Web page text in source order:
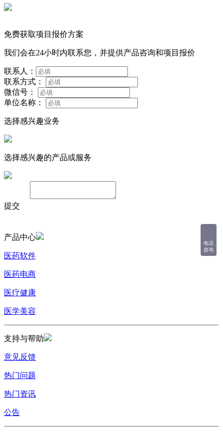
免费获取项目报价方案
我们会在24小时内联系您，并提供产品咨询和项目报价
联系人：
联系方式：
微信号：
单位名称：
选择感兴趣业务
选择感兴趣的产品或服务
提交
电话
咨询
产品中心
医药软件
医药电商
医疗健康
医学美容
支持与帮助
意见反馈
热门问题
热门资讯
公告